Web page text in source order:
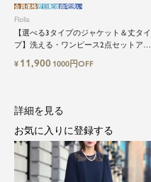
Flolia
【選べる3タイプのジャケット＆丈タイ
プ】洗える・ワンピース2点セットアッ
会員価格翌日配送自宅洗い
¥ 11,900 1000円OFF
詳細を見る
お気に入りに登録する